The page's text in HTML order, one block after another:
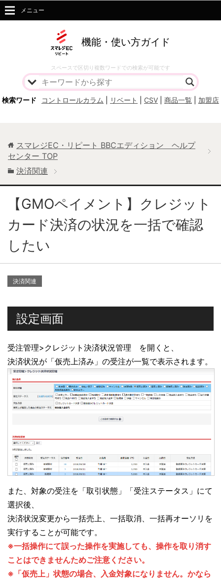
機能・使い方ガイド
スペースで区切り複数ワードでの検索が可能です
検索ワード コントロールカラム リベート CSV 商品一覧 加盟店
メニュー
スマレジEC・リピート BBCエディション ヘルプ
センター TOP
決済関連
【GMOペイメント】クレジット
カード決済の状況を一括で確認
したい
決済関連
設定画面
受注管理>クレジット決済状況管理 を開くと、
決済状況が「仮売上済み」の受注が一覧で表示されます。
また、対象の受注を「取引状態」「受注ステータス」にて
選択後、
決済状況変更から一括売上、一括取消、一括再オーソリを
実行することが可能です。
※一括操作にて誤った操作を実施しても、操作を取り消す
ことはできませんためご注意ください。
※「仮売上」状態の場合、入金対象になりません。かなら